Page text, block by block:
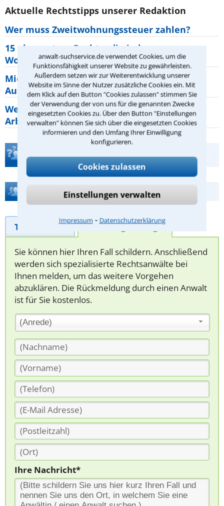
anwalt-suchservice.de verwendet Cookies, um die
Funktionsfähigkeit unserer Website zu gewährleisten.
Außerdem setzen wir zur Weiterentwicklung unserer
Website im Sinne der Nutzer zusätzliche Cookies ein. Mit
dem Klick auf den Button "Cookies zulassen" stimmen Sie
der Verwendung der von uns für die genannten Zwecke
eingesetzten Cookies zu. Über den Button "Einstellungen
verwalten" können Sie sich über die eingesetzten Cookies
informieren und den Umfang Ihrer Einwilligung
konfigurieren.
Cookies zulassen
Einstellungen verwalten
Impressum ⁃ Datenschutzerklärung
Aktuelle Rechtstipps unserer Redaktion
Wer muss Zweitwohnungssteuer zahlen?
15 elementare Rechte, die jeder
Wohnungseigentümer kennen sollte
Mietpreisbremse 2026: Alle Regeln,
Ausnahmen und Rechte für Mieter
Welche Regeln für Teilnahme, Urlaub,
Arbeitszeit gelten beim
Teste Dein Rechtswissen
Hilfe bei Ihrer Anwaltsuche?
Telefonhilfe Beratungsanfrage
Sie können hier Ihren Fall schildern. Anschließend
werden sich spezialisierte Rechtsanwälte bei
Ihnen melden, um das weitere Vorgehen
abzuklären. Die Rückmeldung durch einen Anwalt
ist für Sie kostenlos.
(Anrede)
Ihre Nachricht*